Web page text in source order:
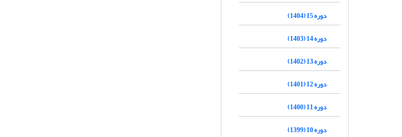
دوره 15 (1404)
دوره 14 (1403)
دوره 13 (1402)
دوره 12 (1401)
دوره 11 (1400)
دوره 10 (1399)